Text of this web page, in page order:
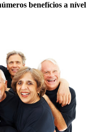
benefícios a nível